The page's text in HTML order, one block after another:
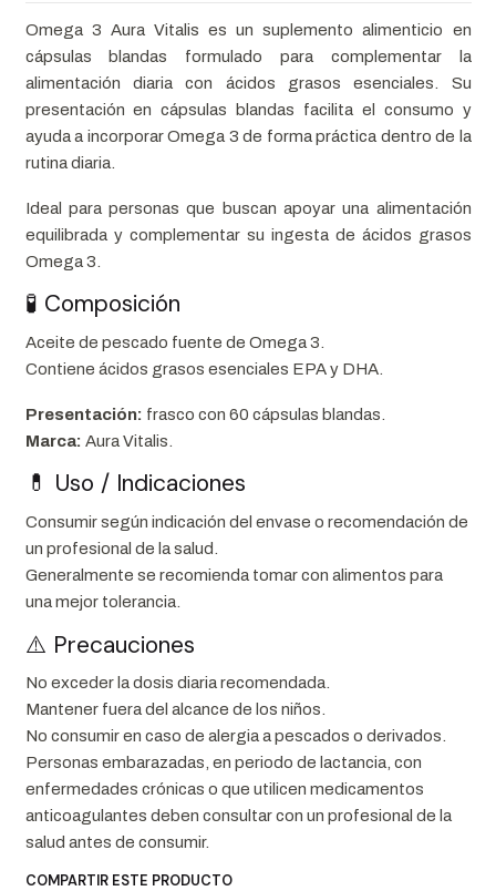
Omega 3 Aura Vitalis es un suplemento alimenticio en
cápsulas blandas formulado para complementar la
alimentación diaria con ácidos grasos esenciales. Su
presentación en cápsulas blandas facilita el consumo y
ayuda a incorporar Omega 3 de forma práctica dentro de la
rutina diaria.
Ideal para personas que buscan apoyar una alimentación
equilibrada y complementar su ingesta de ácidos grasos
Omega 3.
🧪 Composición
Aceite de pescado fuente de Omega 3.
Contiene ácidos grasos esenciales EPA y DHA.
Presentación: frasco con 60 cápsulas blandas.
Marca: Aura Vitalis.
💊 Uso / Indicaciones
Consumir según indicación del envase o recomendación de
un profesional de la salud.
Generalmente se recomienda tomar con alimentos para
una mejor tolerancia.
⚠️ Precauciones
No exceder la dosis diaria recomendada.
Mantener fuera del alcance de los niños.
No consumir en caso de alergia a pescados o derivados.
Personas embarazadas, en periodo de lactancia, con
enfermedades crónicas o que utilicen medicamentos
anticoagulantes deben consultar con un profesional de la
salud antes de consumir.
COMPARTIR ESTE PRODUCTO